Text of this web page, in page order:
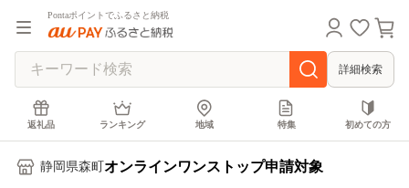
Pontaポイントでふるさと納税
詳細検索
返礼品 ランキング 地域 特集 初めての方
静岡県森町 オンラインワンストップ申請対象